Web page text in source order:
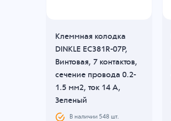
Клеммная колодка
DINKLE EC381R-07P,
Винтовая, 7 контактов,
сечение провода 0.2-
1.5 мм2, ток 14 A,
Зеленый
В наличии 548 шт.